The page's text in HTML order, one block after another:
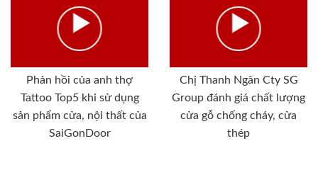
Phản hồi của anh thợ
Tattoo Top5 khi sử dụng
sản phẩm cửa, nội thất của
SaiGonDoor
Chị Thanh Ngân Cty SG
Group đánh giá chất lượng
cửa gỗ chống cháy, cửa
thép